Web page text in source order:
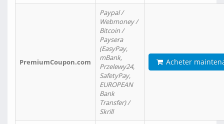
PremiumCoupon.com
Paypal /
Webmoney /
Bitcoin /
Paysera
(EasyPay,
mBank,
Przelewy24,
SafetyPay,
EUROPEAN
Bank
Transfer) /
Skrill
Acheter